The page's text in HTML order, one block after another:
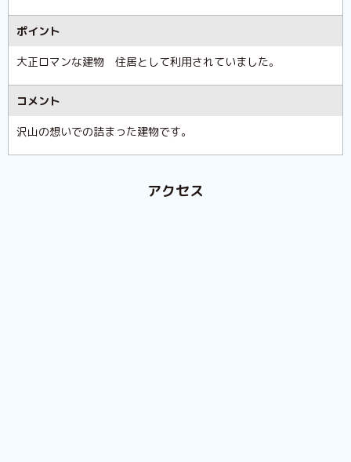
ポイント
大正ロマンな建物 住居として利用されていました。
コメント
沢山の想いでの詰まった建物です。
アクセス